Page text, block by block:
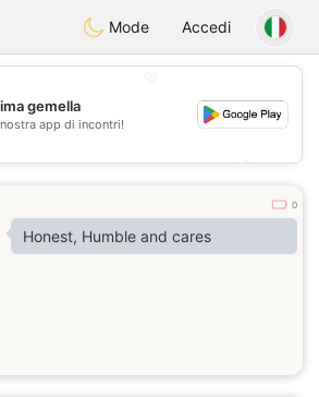
olombiaCitas
Mode Accedi
💕
gemella
app di incontri!
0
Honest, Humble and cares